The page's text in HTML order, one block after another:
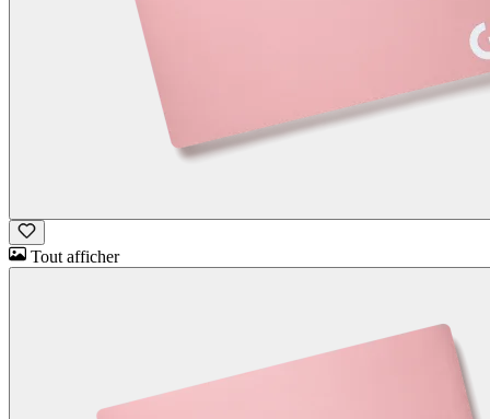
Tout afficher